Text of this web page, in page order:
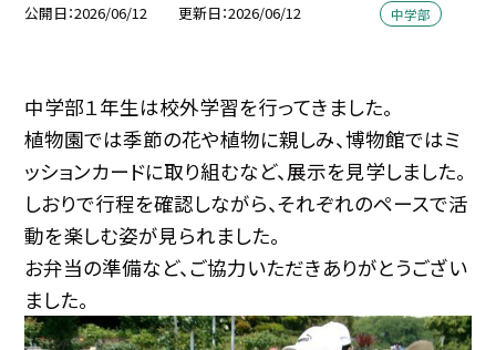
公開日 2026/06/12 更新日 2026/06/12 中学部
中学部１年生は校外学習を行ってきました。
植物園では季節の花や植物に親しみ、博物館ではミ
ッションカードに取り組むなど、展示を見学しました。
しおりで行程を確認しながら、それぞれのペースで活
動を楽しむ姿が見られました。
お弁当の準備など、ご協力いただきありがとうござい
ました。